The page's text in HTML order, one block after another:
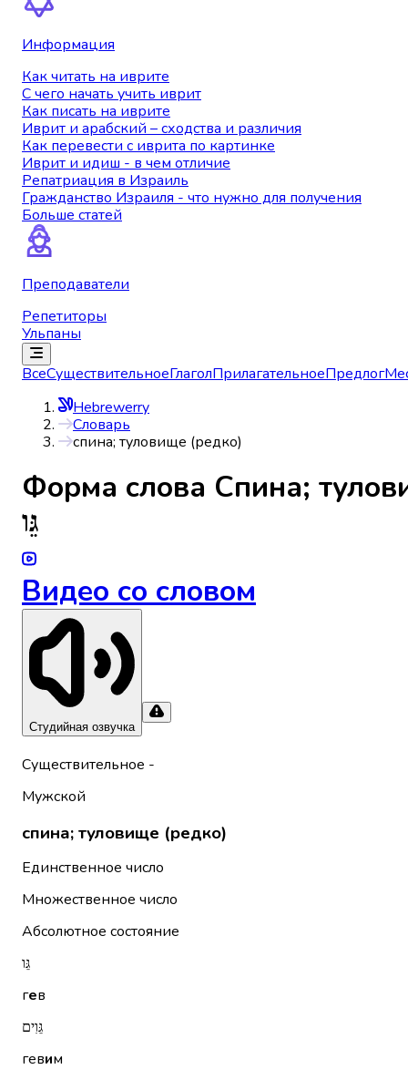
Информация
Как читать на иврите
С чего начать учить иврит
Как писать на иврите
Иврит и арабский – сходства и различия
Как перевести с иврита по картинке
Иврит и идиш - в чем отличие
Репатриация в Израиль
Гражданство Израиля - что нужно для получения
Больше статей
Преподаватели
Репетиторы
Ульпаны
ВсеСуществительноеГлаголПрилагательноеПредлог
Hebrewerry
Словарь
спина; туловище (редко)
Форма слова Спина;
גֵּו
Видео со словом
Студийная озвучка
Существительное -
Мужской
спина; туловище (редко)
Единственное число
Множественное число
Абсолютное состояние
גֵּו
гев
גֵּוִים
гевим